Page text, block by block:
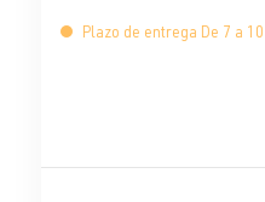
Plazo de entrega De 7 a